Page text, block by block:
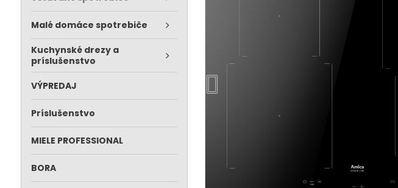
Malé domáce spotrebiče
Kuchynské drezy a
príslušenstvo
VÝPREDAJ
Príslušenstvo
MIELE PROFESSIONAL
BORA